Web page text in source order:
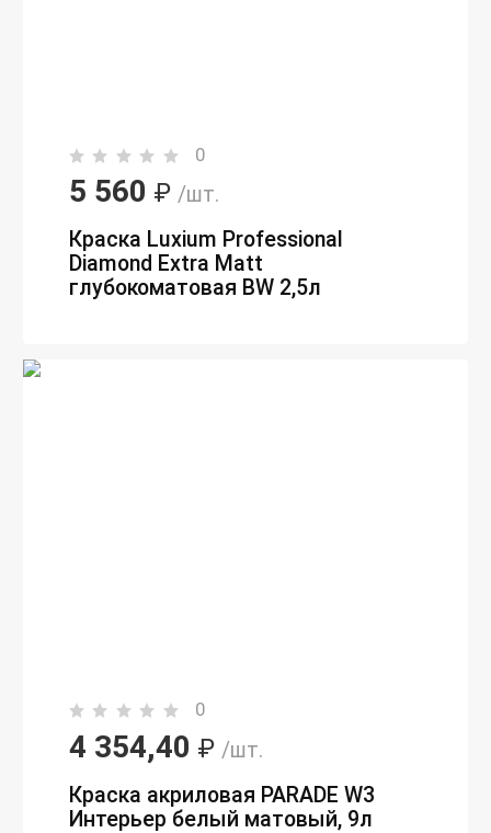
0
5 560 ₽ /шт.
Краска Luxium Professional
Diamond Extra Matt
глубокоматовая BW 2,5л
0
4 354,40 ₽ /шт.
Краска акриловая PARADE W3
Интерьер белый матовый, 9л